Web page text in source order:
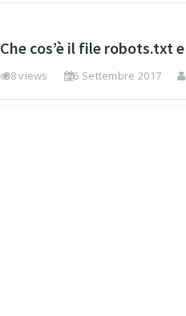
Che cos’è il file robots.txt
88 views 26 Settembre 2017